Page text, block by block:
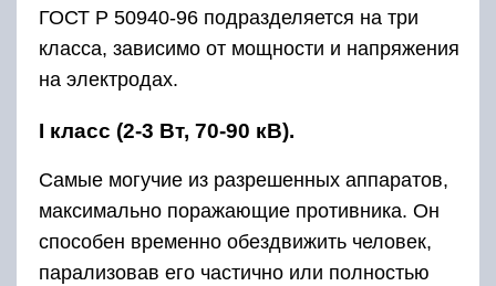
ГОСТ Р 50940-96 подразделяется на три
класса, зависимо от мощности и напряжения
на электродах.
I класс (2-3 Вт, 70-90 кВ).
Самые могучие из разрешенных аппаратов,
максимально поражающие противника. Он
способен временно обездвижить человек,
парализовав его частично или полностью